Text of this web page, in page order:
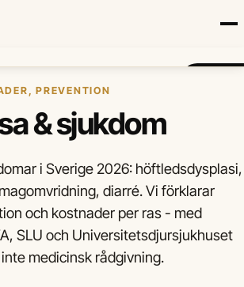
PREVENTION
& sjukdom
i Sverige 2026: höftledsdysplasi,
diarré. Vi förklarar
och kostnader per ras - med
SLU och Universitetsdjursjukhuset
medicinsk rådgivning.